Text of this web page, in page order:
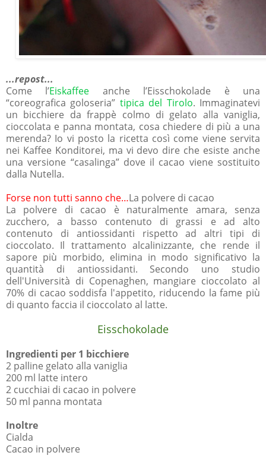
...repost...
Come l’Eiskaffee anche l’Eisschokolade è una
“coreografica goloseria” tipica del Tirolo. Immaginatevi
un bicchiere da frappè colmo di gelato alla vaniglia,
cioccolata e panna montata, cosa chiedere di più a una
merenda? Io vi posto la ricetta così come viene servita
nei Kaffee Konditorei, ma vi devo dire che esiste anche
una versione “casalinga” dove il cacao viene sostituito
dalla Nutella.
Forse non tutti sanno che…La polvere di cacao
La polvere di cacao è naturalmente amara, senza
zucchero, a basso contenuto di grassi e ad alto
contenuto di antiossidanti rispetto ad altri tipi di
cioccolato. Il trattamento alcalinizzante, che rende il
sapore più morbido, elimina in modo significativo la
quantità di antiossidanti. Secondo uno studio
dell'Università di Copenaghen, mangiare cioccolato al
70% di cacao soddisfa l'appetito, riducendo la fame più
di quanto faccia il cioccolato al latte.
Eisschokolade
Ingredienti per 1 bicchiere
2 palline gelato alla vaniglia
200 ml latte intero
2 cucchiai di cacao in polvere
50 ml panna montata
Inoltre
Cialda
Cacao in polvere